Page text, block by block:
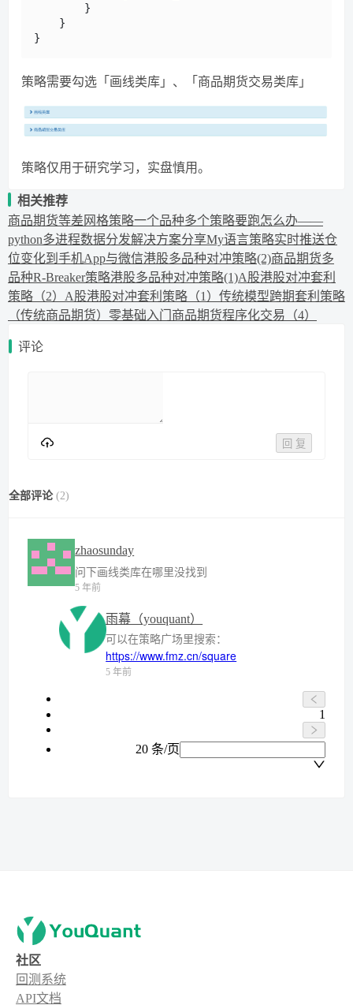
        }
    }
策略需要勾选「画线类库」、「商品期货交易类库」
策略仅用于研究学习，实盘慎用。
相关推荐
商品期货等差网格策略一个品种多个策略要跑怎么办——
python多进程数据分发解决方案分享My语言策略实时推送仓
位变化到手机App与微信港股多品种对冲策略(2)商品期货多
品种R-Breaker策略港股多品种对冲策略(1)A股港股对冲套利
策略（2） A股港股对冲套利策略（1） 传统模型跨期套利策略
（传统商品期货） 零基础入门商品期货程序化交易（4）
评论
回 复
全部评论 (2)
zhaosunday
问下画线类库在哪里没找到
5 年前
雨幕（youquant）
可以在策略广场里搜索：
https://www.fmz.cn/square
5 年前
1
20 条/页
社区
回测系统
API文档